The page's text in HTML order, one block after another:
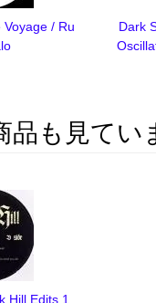
Voyage / Ru
Dark
品も見てい
Hill Edits 1